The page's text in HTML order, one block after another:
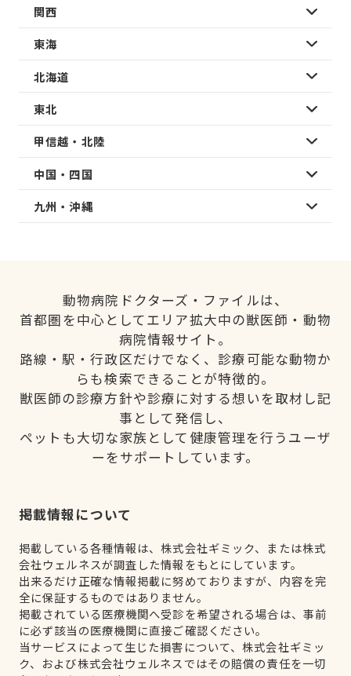
関西
東海
北海道
東北
甲信越・北陸
中国・四国
九州・沖縄
動物病院ドクターズ・ファイルは、
首都圏を中心としてエリア拡大中の獣医師・動物
病院情報サイト。
路線・駅・行政区だけでなく、診療可能な動物か
らも検索できることが特徴的。
獣医師の診療方針や診療に対する想いを取材し記
事として発信し、
ペットも大切な家族として健康管理を行うユーザ
ーをサポートしています。
掲載情報について
掲載している各種情報は、株式会社ギミック、または株式
会社ウェルネスが調査した情報をもとにしています。
出来るだけ正確な情報掲載に努めておりますが、内容を完
全に保証するものではありません。
掲載されている医療機関へ受診を希望される場合は、事前
に必ず該当の医療機関に直接ご確認ください。
当サービスによって生じた損害について、株式会社ギミッ
ク、および株式会社ウェルネスではその賠償の責任を一切